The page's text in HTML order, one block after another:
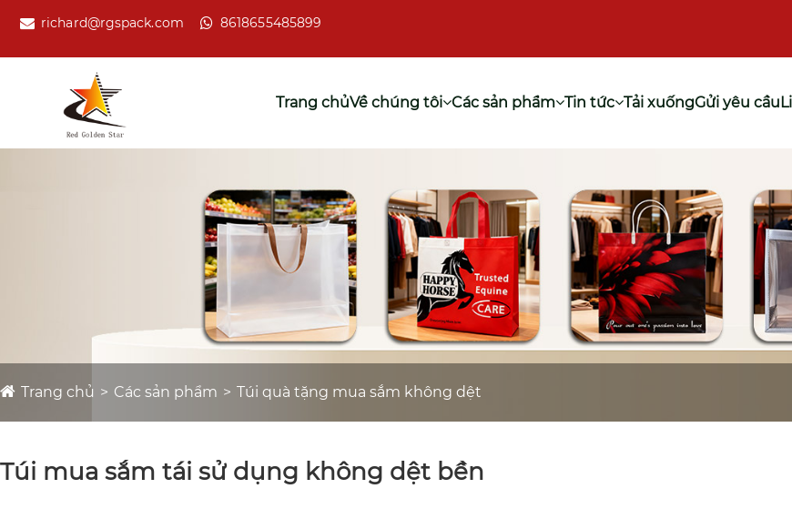
richard@rgspack.com 8618655485899
Trang chủVề chúng tôi Các sản phẩm Tin tức Tải xuốngGửi yêu cầu
Trang chủ Các sản phẩm Túi quà tặng mua sắm không dệt
Túi mua sắm tái sử dụng không dệt bền